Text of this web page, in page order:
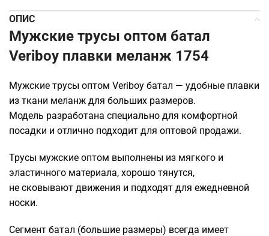
ОПИС
Мужские трусы оптом батал
Veriboy плавки меланж 1754
Мужские трусы оптом Veriboy батал — удобные плавки
из ткани меланж для больших размеров.
Модель разработана специально для комфортной
посадки и отлично подходит для оптовой продажи.
Трусы мужские оптом выполнены из мягкого и
эластичного материала, хорошо тянутся,
не сковывают движения и подходят для ежедневной
носки.
Сегмент батал (большие размеры) всегда имеет